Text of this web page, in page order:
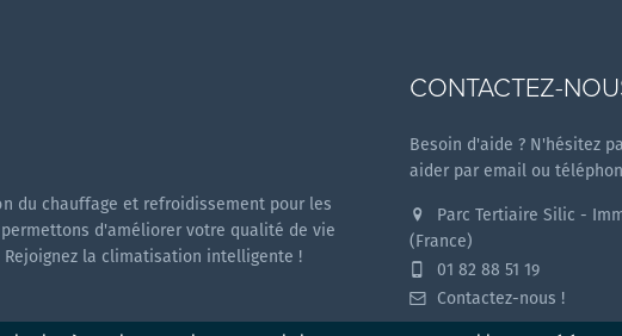
du chauffage et refroidissement pour les
d'améliorer votre qualité de vie
la climatisation intelligente !
CONTACTEZ-
Besoin d'aide ? N'hésitez
aider par email ou
Parc Tertiaire Silic -
(France)
01 82 88 51 19
Contactez-nous !